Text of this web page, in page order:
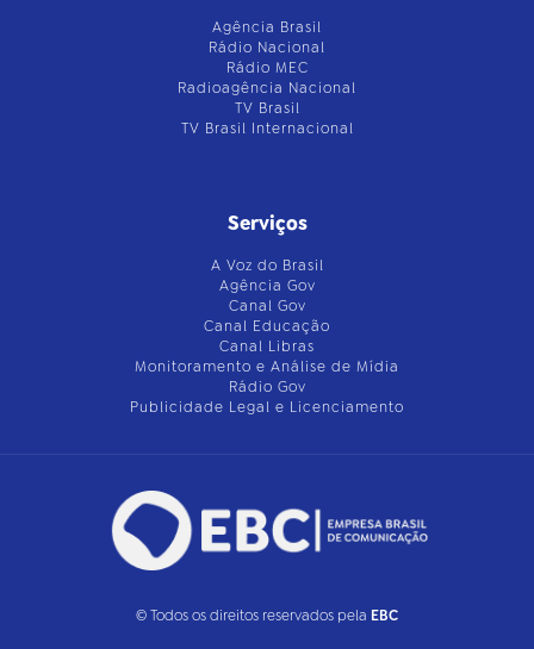
Agência Brasil
Rádio Nacional
Rádio MEC
Radioagência Nacional
TV Brasil
TV Brasil Internacional
Serviços
A Voz do Brasil
Agência Gov
Canal Gov
Canal Educação
Canal Libras
Monitoramento e Análise de Mídia
Rádio Gov
Publicidade Legal e Licenciamento
© Todos os direitos reservados pela EBC